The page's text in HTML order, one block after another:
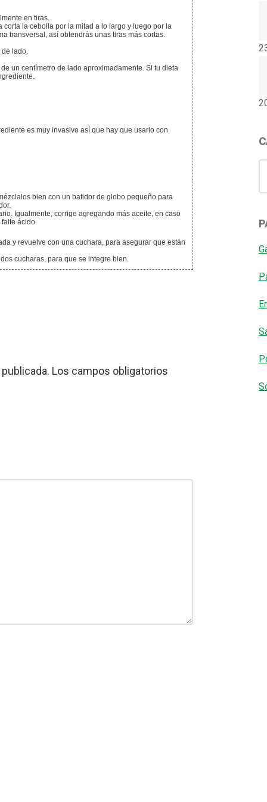
en tiras.
la cebolla por la mitad a lo largo y luego por la
transversal, así obtendrás unas tiras más cortas.
lado.
un centímetro de lado aproximadamente. Si tu dieta
es muy invasivo así que hay que usarlo con
bien con un batidor de globo pequeño para
Igualmente, corrige agregando más aceite, en caso
ácido.
y revuelve con una cuchara, para asegurar que están
cucharas, para que se integre bien.
Los campos obligatorios